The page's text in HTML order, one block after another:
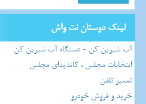
لینک دوستان نت واش
آب شیرین کن - دستگاه آب شیرین کن
انتخابات مجلس ، کاندیدای مجلس
تعمیر تلفن
خرید و فروش خودرو